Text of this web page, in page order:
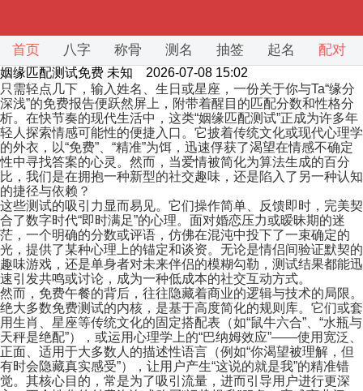
首页 八字 称骨 测名 抽签 起名 配对
姻缘匹配测试免费 未知 2026-07-08 15:02
只需轻点几下，输入姓名、生日或星座，一份关于你与Ta“缘分
深浅”的免费报告便跃然屏上，附带着醒目的匹配分数和性格分
析。在快节奏的现代生活中，这类“姻缘匹配测试”正成为许多年
轻人探索情感可能性的便捷入口。它披着传统文化或现代心理学
的外衣，以“免费”、“精准”为饵，迅速俘获了渴望在情感不确定
性中寻找答案的心灵。然而，当爱情被简化为算法生成的百分
比，我们是在拥抱一种新型的社交趣味，还是陷入了另一种认知
的捷径与依赖？
这些测试的吸引力显而易见。它们操作简单、反馈即时，完美契
合了数字时代“即时满足”的心理。面对婚恋压力或暧昧期的迷
茫，一个明确的分数或评语，仿佛在混沌中投下了一束确定的
光，提供了某种心理上的锚定和谈资。无论是情侣间验证默契的
趣味游戏，还是单身者对未来伴侣的模糊勾勒，测试结果都能迅
速引发共鸣或讨论，成为一种低成本的社交互动方式。
然而，免费午餐的背后，往往隐藏着商业的逻辑与技术的局限。
绝大多数免费测试的内核，是基于高度简化的规则库。它们或套
用生肖、星座等传统文化的固定搭配表（如“鼠牛六合”、“水瓶与
天秤是绝配”），或运用心理学上的“巴纳姆效应”——使用宽泛、
正面、适用于大多数人的描述性语言（例如“你渴望被理解，但
有时会隐藏真实感受”），让用户产生“这说的就是我”的精准错
觉。其核心目的，常是为了吸引流量，进而引导用户进行更深